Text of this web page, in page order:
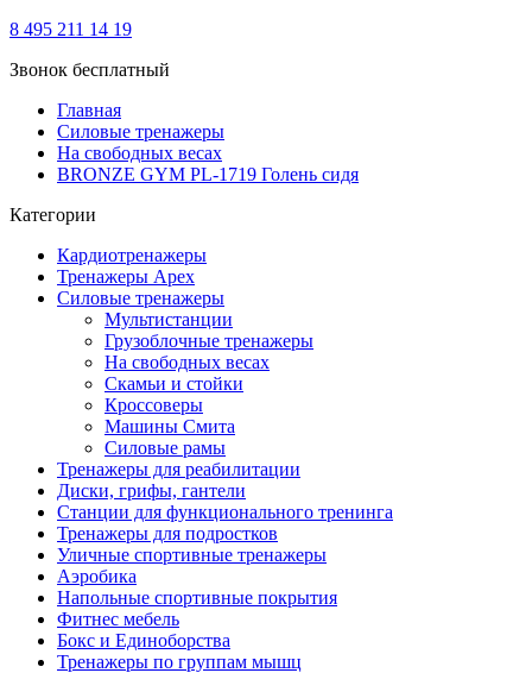
8 495 211 14 19
Звонок бесплатный
Главная
Силовые тренажеры
На свободных весах
BRONZE GYM PL-1719 Голень сидя
Категории
Кардиотренажеры
Тренажеры Apex
Силовые тренажеры
Мультистанции
Грузоблочные тренажеры
На свободных весах
Скамьи и стойки
Кроссоверы
Машины Смита
Силовые рамы
Тренажеры для реабилитации
Диски, грифы, гантели
Станции для функционального тренинга
Тренажеры для подростков
Уличные спортивные тренажеры
Аэробика
Напольные спортивные покрытия
Фитнес мебель
Бокс и Единоборства
Тренажеры по группам мышц